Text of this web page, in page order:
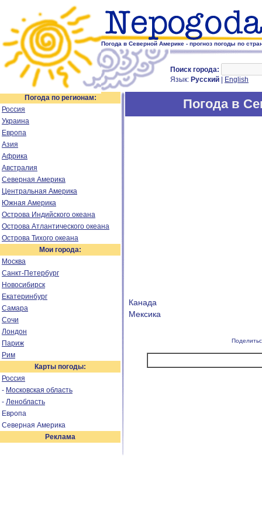
Погода в Северной Америке - прогноз погоды по
Поиск города:
Язык: Русский English
Погода по регионам:
Россия
Украина
Европа
Азия
Африка
Австралия
Северная Америка
Центральная Америка
Южная Америка
Острова Индийского океана
Острова Атлантического океана
Острова Тихого океана
Мои города:
Москва
Санкт-Петербург
Новосибирск
Екатеринбург
Самара
Сочи
Лондон
Париж
Рим
Карты погоды:
Россия
- Московская область
- Ленобласть
Европа
Северная Америка
Реклама
Погода в
Канада
Мексика